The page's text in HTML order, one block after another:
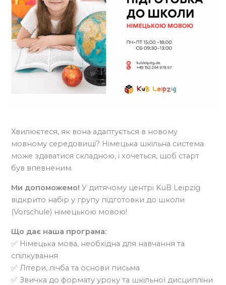
Хвилюєтеся, як вона адаптується в новому
мовному середовищі? Німецька шкільна система
може здаватися складною, і хочеться, щоб старт
був впевненим.
Ми допоможемо!У дитячому центрі KuB Leipzig
відкрито набір у групу підготовки до школи
(Vorschule) німецькою мовою!
Що дає наша програма:
✅ Німецька мова, необхідна для навчання та
спілкування
✅ Літери, лічба та основи письма
✅ Звичка до формату уроку та шкільної дисципліни